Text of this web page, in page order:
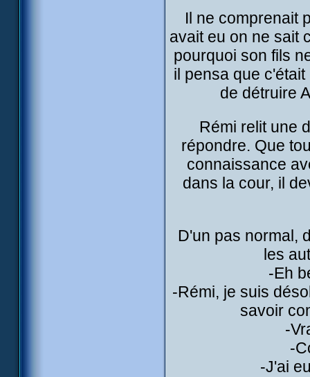
Il ne comprenait
avait eu on ne sait
pourquoi son fils
il pensa que
de détruire
Rémi relit une
répondre. Que
connaissance
dans la cour, il
D'un pas normal,
les
-Eh
-Rémi, je suis
savoir
-
-
-J'ai